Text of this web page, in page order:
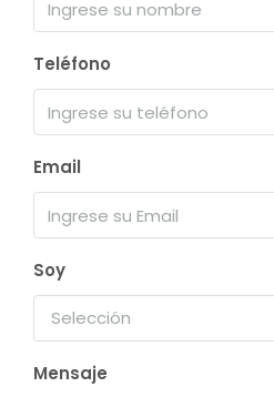
Teléfono
Email
Soy
Selección
Mensaje